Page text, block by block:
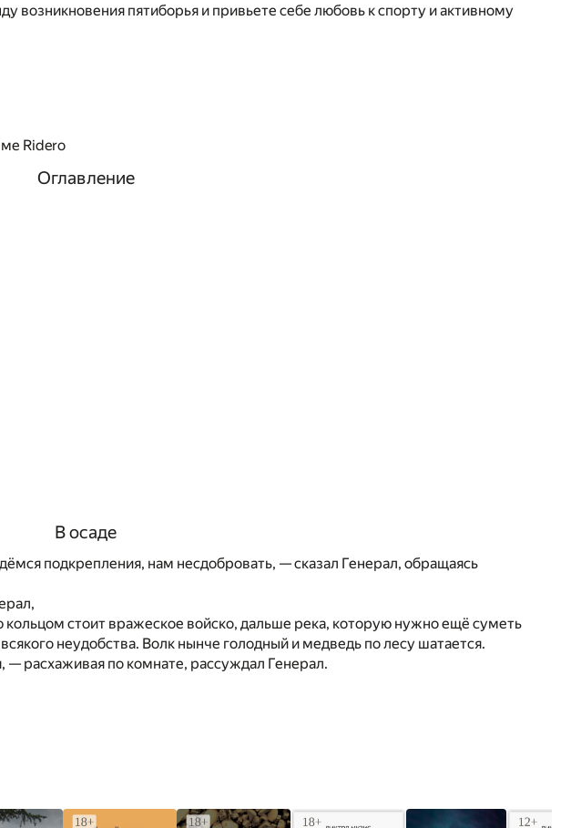
возникновения пятиборья и привьете себе любовь к спорту и активному
Ridero
Оглавление
В осаде
подкрепления, нам несдобровать, — сказал Генерал, обращаясь
кольцом стоит вражеское войско, дальше река, которую нужно ещё суметь
неудобства. Волк нынче голодный и медведь по лесу шатается.
— расхаживая по комнате, рассуждал Генерал.